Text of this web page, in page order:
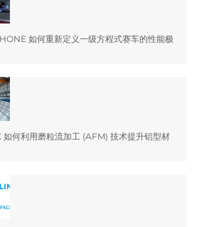
如何重新定义一级方程式赛车的性能极
如何利用磨粒流加工 (AFM) 技术提升铝型材